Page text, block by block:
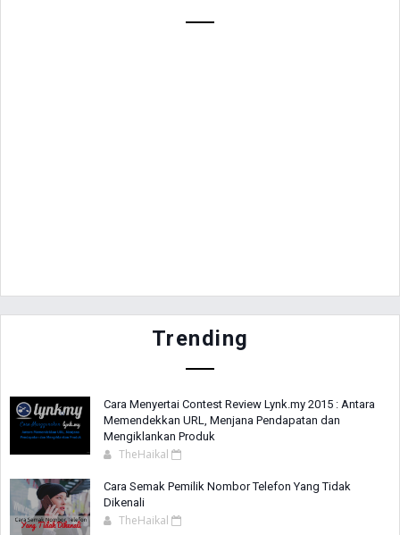
Trending
Cara Menyertai Contest Review Lynk.my 2015 : Antara
Memendekkan URL, Menjana Pendapatan dan
Mengiklankan Produk
TheHaikal
Cara Semak Pemilik Nombor Telefon Yang Tidak
Dikenali
TheHaikal